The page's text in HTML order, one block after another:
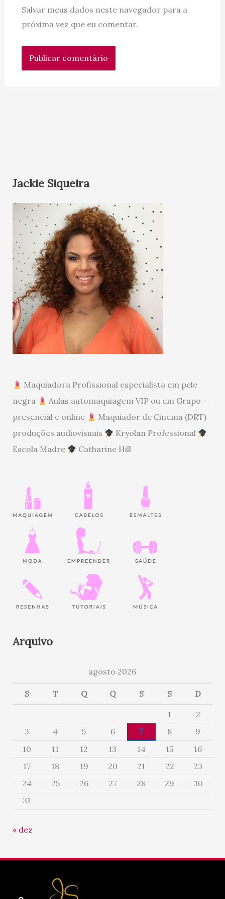
Salvar meus dados neste navegador para a
próxima vez que eu comentar.
Jackie Siqueira
Maquiadora Profissional especialista em pele
negra
Aulas automaquiagem VIP ou em Grupo -
presencial e online
Maquiador de Cinema (DRT)
produções audiovisuais
Kryolan Professional
Escola Madre
Catharine Hill
Arquivo
agosto 2026
S T Q Q S S D
1
2
3
4 5 6 7 8
9
10
11 12 13 14 15
16
17
18 19 20 21 22
23
24
25 26 27 28 29
30
31
« dez